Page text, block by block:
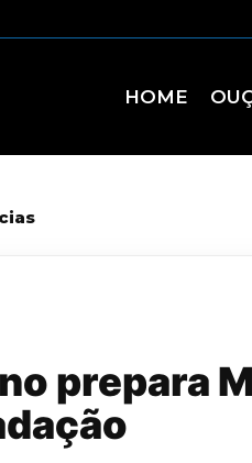
HOME
prepara